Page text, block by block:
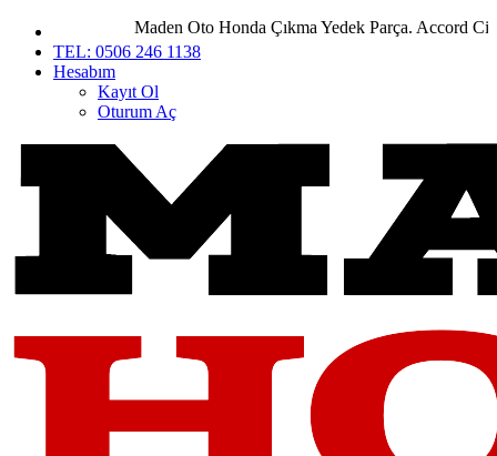
Maden Oto Honda Çıkma Yedek Parça. Accord City
TEL: 0506 246 1138
Hesabım
Kayıt Ol
Oturum Aç